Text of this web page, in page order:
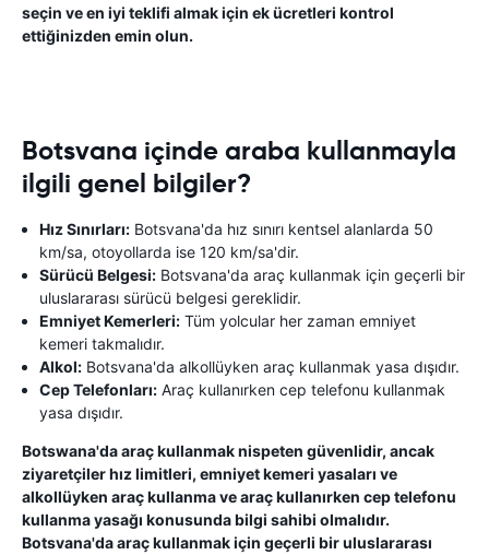
seçin ve en iyi teklifi almak için ek ücretleri kontrol
ettiğinizden emin olun.
Botsvana içinde araba kullanmayla
ilgili genel bilgiler?
Hız Sınırları: Botsvana'da hız sınırı kentsel alanlarda 50
km/sa, otoyollarda ise 120 km/sa'dir.
Sürücü Belgesi: Botsvana'da araç kullanmak için geçerli bir
uluslararası sürücü belgesi gereklidir.
Emniyet Kemerleri: Tüm yolcular her zaman emniyet
kemeri takmalıdır.
Alkol: Botsvana'da alkollüyken araç kullanmak yasa dışıdır.
Cep Telefonları: Araç kullanırken cep telefonu kullanmak
yasa dışıdır.
Botswana'da araç kullanmak nispeten güvenlidir, ancak
ziyaretçiler hız limitleri, emniyet kemeri yasaları ve
alkollüyken araç kullanma ve araç kullanırken cep telefonu
kullanma yasağı konusunda bilgi sahibi olmalıdır.
Botsvana'da araç kullanmak için geçerli bir uluslararası